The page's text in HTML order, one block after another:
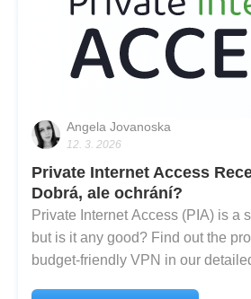
Angela Jovanoska
12. 3. 2026
Private Internet Access
Dobrá, ale ochrání?
Private Internet Access (PIA) is a
but is it any good? Find out the
budget-friendly VPN in our